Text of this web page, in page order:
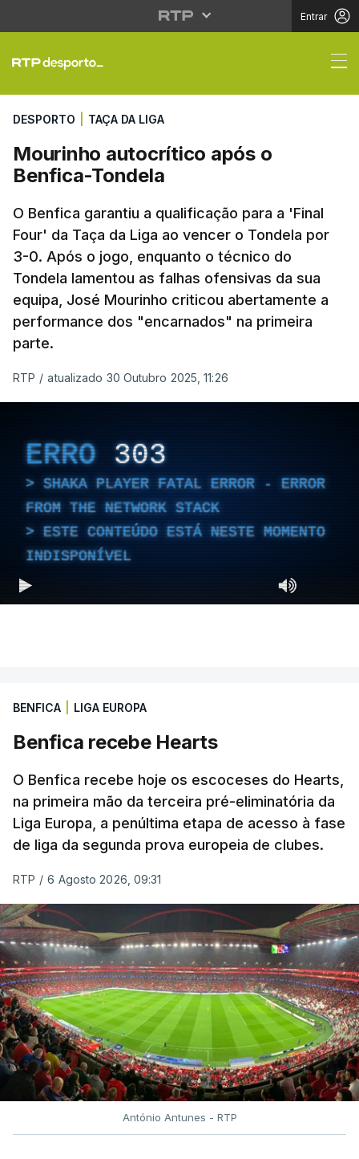
Entrar
Mourinho autocrítico
DESPORTO TAÇA DA LIGA
Mourinho autocrítico após o
Benfica-Tondela
O Benfica garantiu a qualificação para a 'Final
Four' da Taça da Liga ao vencer o Tondela por
3-0. Após o jogo, enquanto o técnico do
Tondela lamentou as falhas ofensivas da sua
equipa, José Mourinho criticou abertamente a
performance dos "encarnados" na primeira
parte.
RTP / atualizado 30 Outubro 2025, 11:26
ERRO 303
SHAKA PLAYER FATAL ERROR - ERROR
FROM THE NETWORK STACK
ESTE CONTEÚDO ESTÁ NESTE MOMENTO
INDISPONÍVEL
BENFICA LIGA EUROPA
Benfica recebe Hearts
O Benfica recebe hoje os escoceses do Hearts,
na primeira mão da terceira pré-eliminatória da
Liga Europa, a penúltima etapa de acesso à fase
de liga da segunda prova europeia de clubes.
RTP / 6 Agosto 2026, 09:31
António Antunes - RTP